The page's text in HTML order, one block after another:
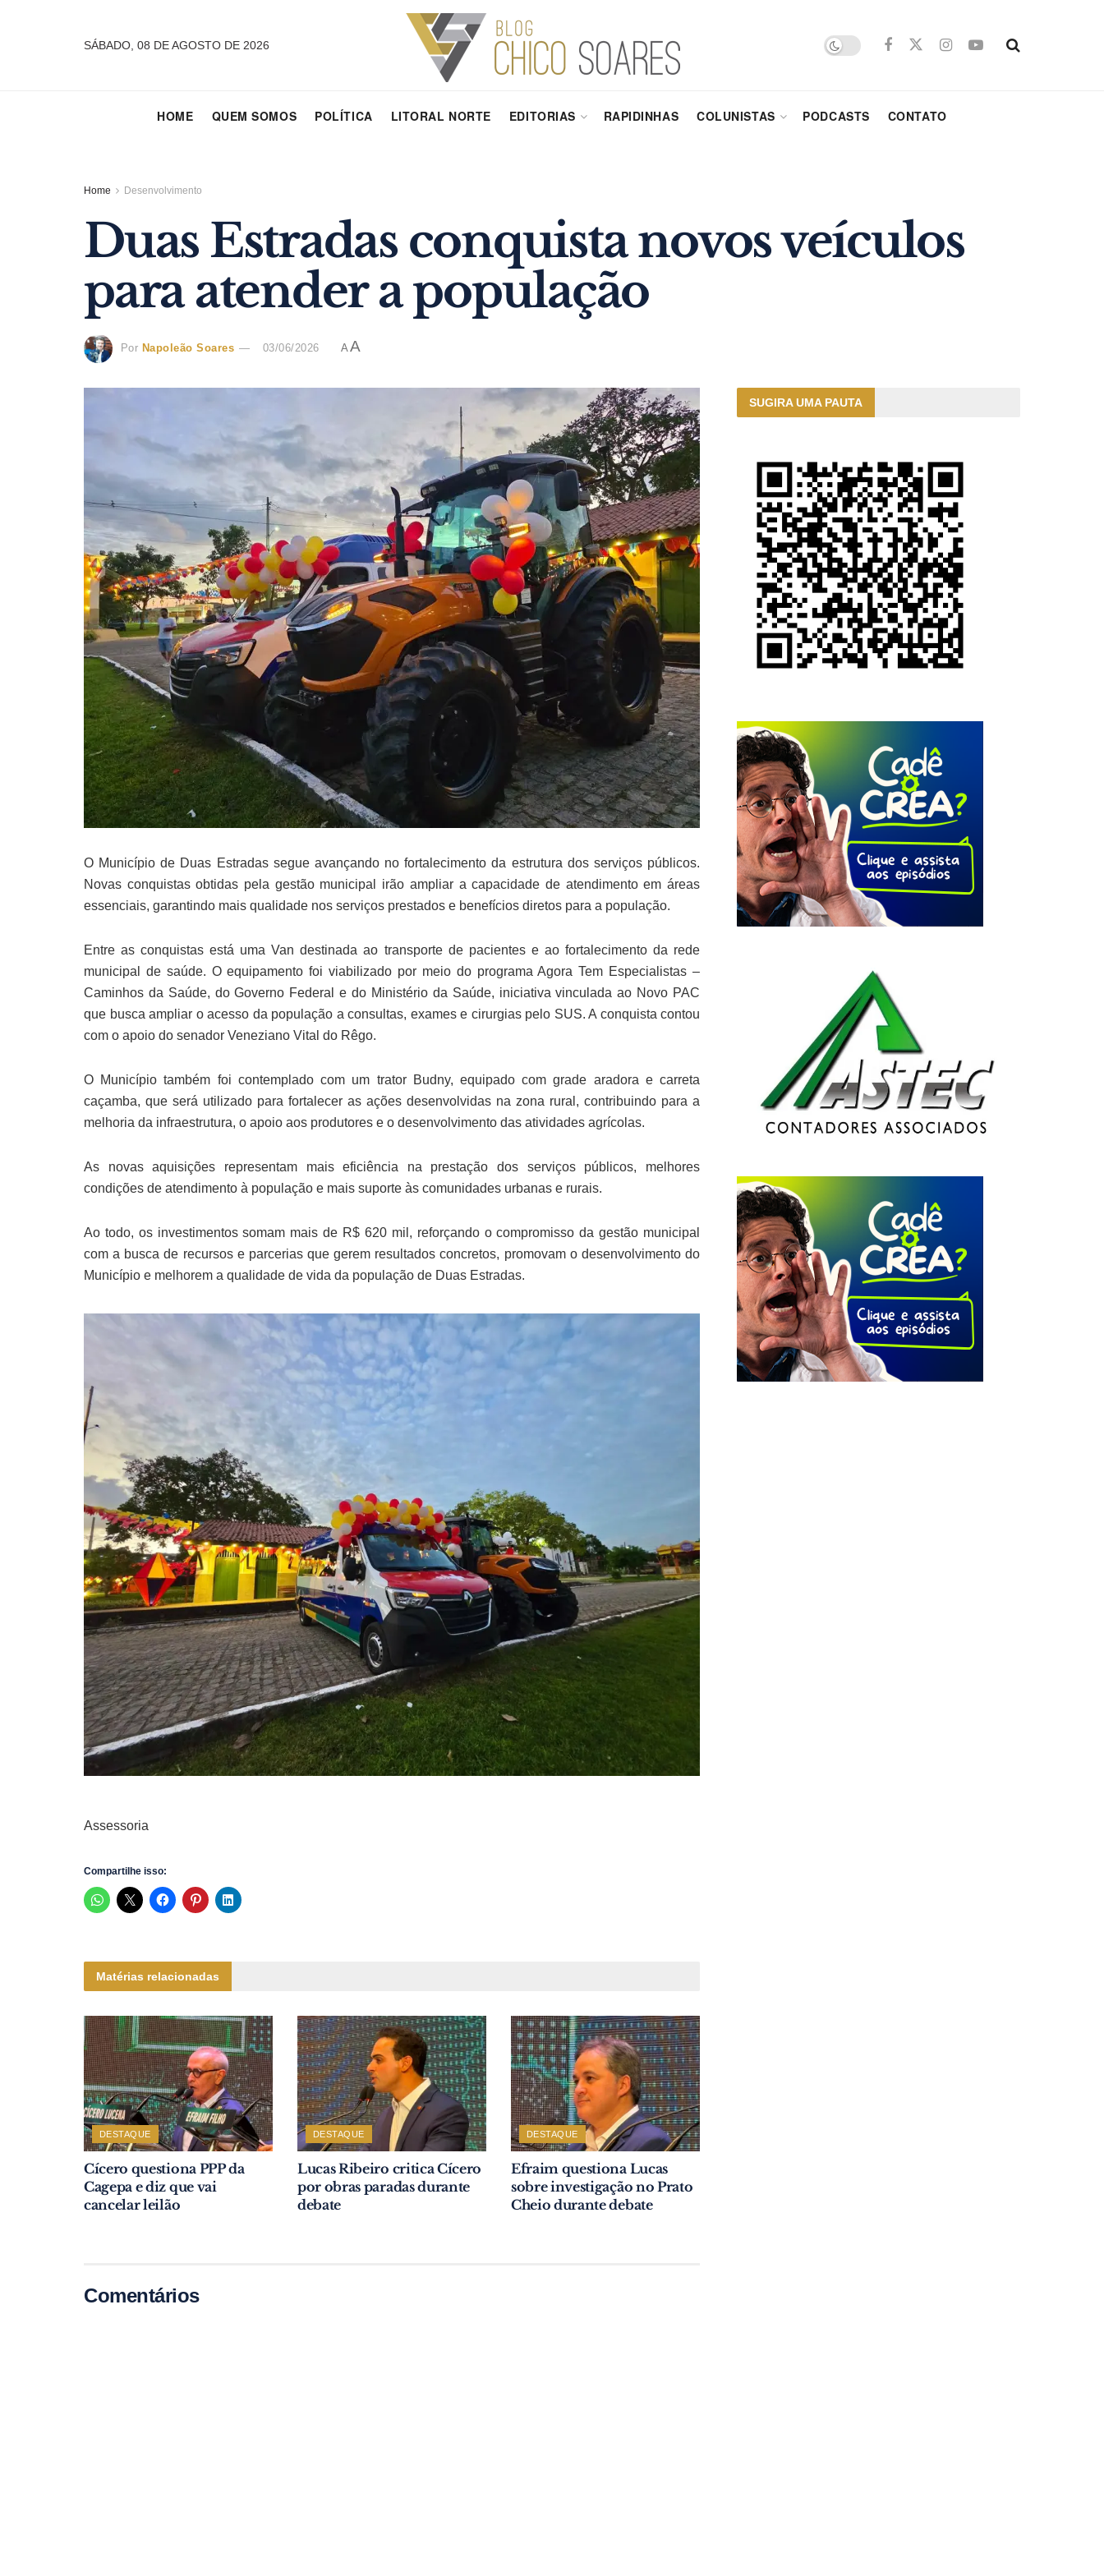
SÁBADO, 08 DE AGOSTO DE 2026
HOME QUEM SOMOS POLÍTICA LITORAL NORTE EDITORIAS RAPIDINHAS COLUNISTAS PODCASTS CONTATO
Home Desenvolvimento
Duas Estradas conquista novos veículos
para atender a população
Por Napoleão Soares 03/06/2026 AA
O Município de Duas Estradas segue avançando no fortalecimento da estrutura dos serviços públicos.
Novas conquistas obtidas pela gestão municipal irão ampliar a capacidade de atendimento em áreas
essenciais, garantindo mais qualidade nos serviços prestados e benefícios diretos para a população.
Entre as conquistas está uma Van destinada ao transporte de pacientes e ao fortalecimento da rede
municipal de saúde. O equipamento foi viabilizado por meio do programa Agora Tem Especialistas –
Caminhos da Saúde, do Governo Federal e do Ministério da Saúde, iniciativa vinculada ao Novo PAC
que busca ampliar o acesso da população a consultas, exames e cirurgias pelo SUS. A conquista contou
com o apoio do senador Veneziano Vital do Rêgo.
O Município também foi contemplado com um trator Budny, equipado com grade aradora e carreta
caçamba, que será utilizado para fortalecer as ações desenvolvidas na zona rural, contribuindo para a
melhoria da infraestrutura, o apoio aos produtores e o desenvolvimento das atividades agrícolas.
As novas aquisições representam mais eficiência na prestação dos serviços públicos, melhores
condições de atendimento à população e mais suporte às comunidades urbanas e rurais.
Ao todo, os investimentos somam mais de R$ 620 mil, reforçando o compromisso da gestão municipal
com a busca de recursos e parcerias que gerem resultados concretos, promovam o desenvolvimento do
Município e melhorem a qualidade de vida da população de Duas Estradas.
Assessoria
Compartilhe isso:
Matérias relacionadas
DESTAQUE
Cícero questiona PPP da
Cagepa e diz que vai
cancelar leilão
DESTAQUE
Lucas Ribeiro critica Cícero
por obras paradas durante
debate
DESTAQUE
Efraim questiona Lucas
sobre investigação no Prato
Cheio durante debate
Comentários
SUGIRA UMA PAUTA